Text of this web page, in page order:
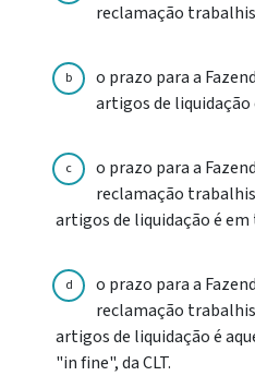
reclamação
b
o prazo para a
artigos de liquidação
c
o prazo para a
reclamação
artigos de liquidação é
d
o prazo para a
reclamação
artigos de liquidação é
"in fine", da CLT.